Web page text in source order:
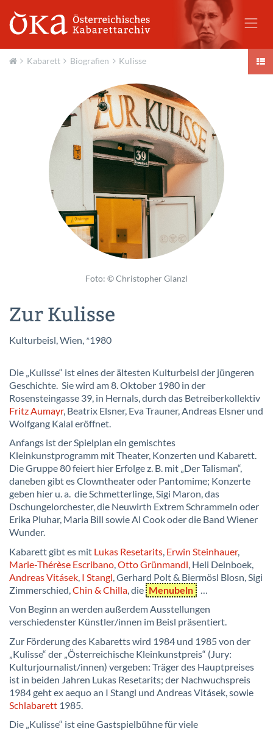
Kabarett Biografien Kulisse
Foto: © Christopher Glanzl
Zur Kulisse
Kulturbeisl, Wien, *1980
Die „Kulisse“ ist eines der ältesten Kulturbeisl der jüngeren
Geschichte. Sie wird am 8. Oktober 1980 in der
Rosensteingasse 39, in Hernals, durch das Betreiberkollektiv
Fritz Aumayr, Beatrix Elsner, Eva Trauner, Andreas Elsner und
Wolfgang Kalal eröffnet.
Anfangs ist der Spielplan ein gemischtes
Kleinkunstprogramm mit Theater, Konzerten und Kabarett.
Die Gruppe 80 feiert hier Erfolge z. B. mit „Der Talisman“,
daneben gibt es Clowntheater oder Pantomime; Konzerte
geben hier u. a. die Schmetterlinge, Sigi Maron, das
Dschungelorchester, die Neuwirth Extrem Schrammeln oder
Erika Pluhar, Maria Bill sowie Al Cook oder die Band Wiener
Wunder.
Kabarett gibt es mit Lukas Resetarits, Erwin Steinhauer,
Marie-Thérèse Escribano,Otto Grünmandl, Heli Deinboek,
Andreas Vitásek, I Stangl, Gerhard Polt & Biermösl Blosn, Sigi
Zimmerschied,Chin & Chilla, die Menubeln …
Von Beginn an werden außerdem Ausstellungen
verschiedenster Künstler/innen im Beisl präsentiert.
Zur Förderung des Kabaretts wird 1984 und 1985 von der
„Kulisse“ der „Österreichische Kleinkunstpreis“ (Jury:
Kulturjournalist/innen) vergeben: Träger des Hauptpreises
ist in beiden Jahren Lukas Resetarits; der Nachwuchspreis
1984 geht ex aequo an I Stangl und Andreas Vitásek, sowie
Schlabarett 1985.
Die „Kulisse“ ist eine Gastspielbühne für viele